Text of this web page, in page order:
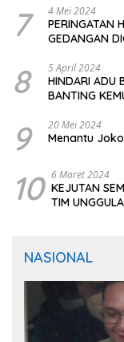
7 4 Mei 2024
PERINGATAN
GEDANGAN
8 5 April 2024
HINDARI ADU
BANTING
9 20 Mei 2024
Menantu
10 6 Maret 2024
KEJUTAN
TIM
NASIONAL